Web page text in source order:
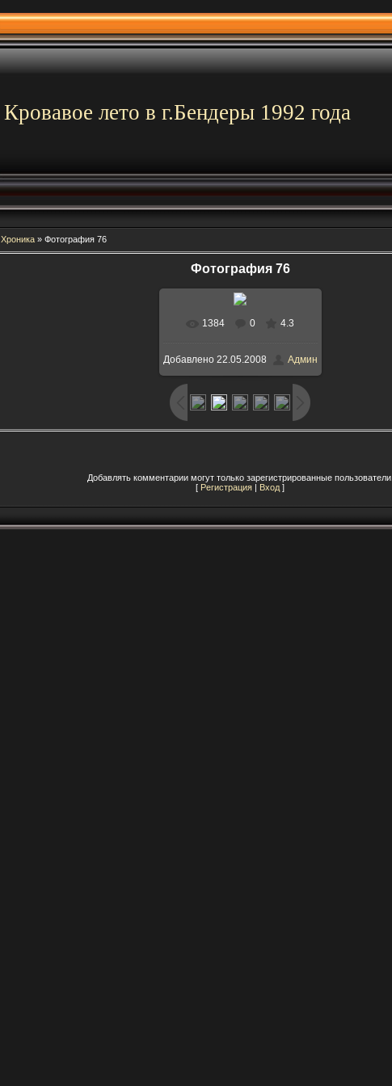
Кровавое лето в г.Бендеры 1992 года
Хроника » Фотография 76
Фотография 76
В реальном размере
988x678/ 480.0Kb
1384 0 4.3
Добавлено22.05.2008 Админ
Добавлять комментарии могут только зарегистрированные пользователи.
[ Регистрация | Вход ]